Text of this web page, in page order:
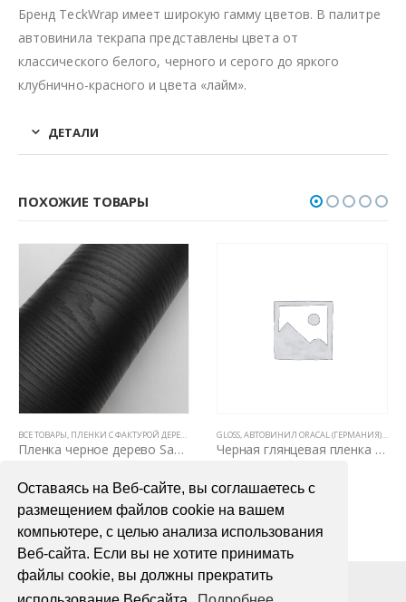
Оставаясь на Веб-сайте, вы соглашаетесь с
размещением файлов cookie на вашем
компьютере, с целью анализа использования
Веб-сайта. Если вы не хотите принимать
файлы cookie, вы должны прекратить
Бренд TeckWrap имеет широкую гамму цветов. В палитре
автовинила текрапа представлены цвета от
классического белого, черного и серого до яркого
клубнично-красного и цвета «лайм».
ДЕТАЛИ
ПОХОЖИЕ ТОВАРЫ
ЦВЕТНЫЕ ВИНИЛОВЫЕ ПЛЕНКИ
ВСЕ ТОВАРЫ ПЛЕНКИ С ФАКТУРОЙ ДЕРЕВА И КОЖИ ,ЦВЕТНЫЕ ВИНИЛОВЫЕ ПЛЕНКИ
Пленка черное дерево Samsung Mg 3030
В КОРЗИНУ
GLOSS АВТОВИНИЛ ORACAL (ГЕРМАНИЯ)
Черная глянцевая пленка для авто Oracal 551 1,26м
В КОРЗИНУ